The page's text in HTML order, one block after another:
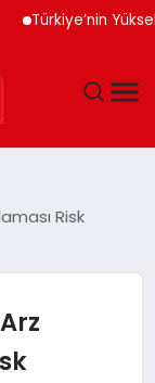
Yüksek
Risk